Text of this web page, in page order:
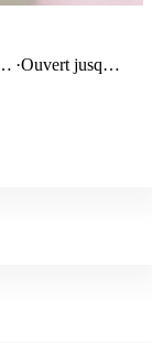
·Ouvert jusqu'à